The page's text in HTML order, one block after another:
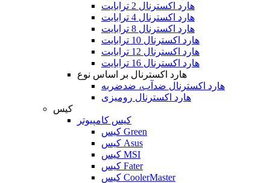
هارد اکسترنال 2 ترابایت
هارد اکسترنال 4 ترابایت
هارد اکسترنال 8 ترابایت
هارد اکسترنال 10 ترابایت
هارد اکسترنال 12 ترابایت
هارد اکسترنال 16 ترابایت
هارد اکسترنال بر اساس نوع
هارد اکسترنال ضدآب، ضدضربه
هارد اکسترنال رومیزی
کیس
کیس کامپیوتر
کیس Green
کیس Asus
کیس MSI
کیس Fater
کیس CoolerMaster